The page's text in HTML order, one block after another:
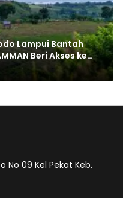
Lampui Bantah
Beri Akses ke
No 09 Kel Pekat Keb.